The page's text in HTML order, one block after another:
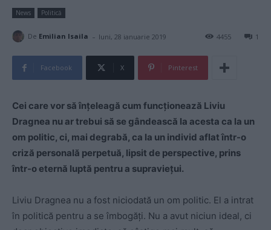
News Politică
De Emilian Isaila - luni, 28 ianuarie 2019 1
4455
Facebook X Pinterest
Cei care vor să înțeleagă cum funcționează Liviu
Dragnea nu ar trebui să se gândească la acesta ca la un
om politic, ci, mai degrabă, ca la un individ aflat într-o
criză personală perpetuă, lipsit de perspective, prins
într-o eternă luptă pentru a supraviețui.
Liviu Dragnea nu a fost niciodată un om politic. El a intrat
în politică pentru a se îmbogăți. Nu a avut niciun ideal, ci